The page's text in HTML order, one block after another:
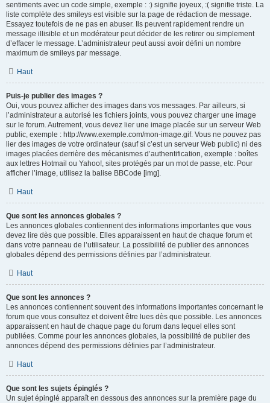
sentiments avec un code simple, exemple : :) signifie joyeux, :( signifie triste. La
liste complète des smileys est visible sur la page de rédaction de message.
Essayez toutefois de ne pas en abuser. Ils peuvent rapidement rendre un
message illisible et un modérateur peut décider de les retirer ou simplement
d’effacer le message. L’administrateur peut aussi avoir défini un nombre
maximum de smileys par message.
Haut
Puis-je publier des images ?
Oui, vous pouvez afficher des images dans vos messages. Par ailleurs, si
l’administrateur a autorisé les fichiers joints, vous pouvez charger une image
sur le forum. Autrement, vous devez lier une image placée sur un serveur Web
public, exemple : http://www.exemple.com/mon-image.gif. Vous ne pouvez pas
lier des images de votre ordinateur (sauf si c’est un serveur Web public) ni des
images placées derrière des mécanismes d’authentification, exemple : boîtes
aux lettres Hotmail ou Yahoo!, sites protégés par un mot de passe, etc. Pour
afficher l’image, utilisez la balise BBCode [img].
Haut
Que sont les annonces globales ?
Les annonces globales contiennent des informations importantes que vous
devez lire dès que possible. Elles apparaissent en haut de chaque forum et
dans votre panneau de l’utilisateur. La possibilité de publier des annonces
globales dépend des permissions définies par l’administrateur.
Haut
Que sont les annonces ?
Les annonces contiennent souvent des informations importantes concernant le
forum que vous consultez et doivent être lues dès que possible. Les annonces
apparaissent en haut de chaque page du forum dans lequel elles sont
publiées. Comme pour les annonces globales, la possibilité de publier des
annonces dépend des permissions définies par l’administrateur.
Haut
Que sont les sujets épinglés ?
Un sujet épinglé apparaît en dessous des annonces sur la première page du